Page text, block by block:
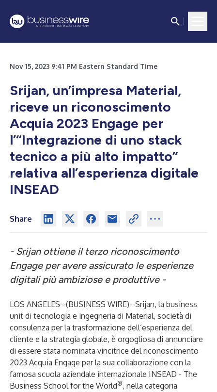
Nov 15, 2023 9:41 PM Eastern Standard Time
Srijan, un’impresa Material,
riceve un riconoscimento
Acquia 2023 Engage per
l’“Integrazione di uno stack
tecnico a più alto impatto”
relativa all’esperienza digitale
INSEAD
Share
- Srijan ottiene il terzo riconoscimento
Engage per avere assicurato le esperienze
digitali più ambiziose e produttive -
LOS ANGELES--(BUSINESS WIRE)--Srijan, la business
unit di tecnologia e ingegneria di Material, società di
consulenza per la trasformazione dell’esperienza del
cliente e la strategia globale, è orgogliosa di annunciare
di essere stata nominata vincitrice del riconoscimento
2023 Acquia Engage per la sua collaborazione con la
famosa scuola aziendale internazionale INSEAD - The
Business School for the World®, nella categoria